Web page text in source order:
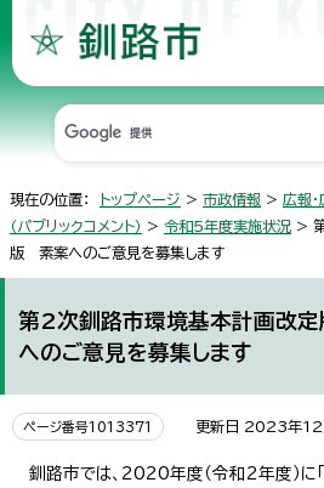
現在の位置： トップページ > 市政情報 > 広報
（パブリックコメント） > 令和5年度実施状況 >
版 素案へのご意見を募集します
第2次釧路市環境基本計画改
へのご意見を募集します
ページ番号1013371 更新日 2023年12
釧路市では、2020年度（令和2年度）